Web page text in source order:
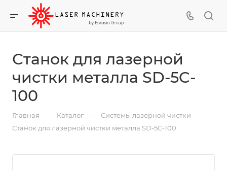
Станок для лазерной
чистки металла SD-5C-
100
Главная — Каталог — Системы лазерной чистки —
Станок для лазерной чистки металла SD-5C-100